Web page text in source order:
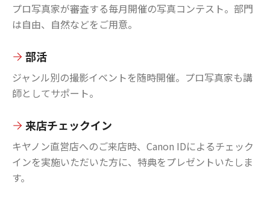
プロ写真家が審査する毎月開催の写真コンテスト。部門
は自由、自然などをご用意。
部活
ジャンル別の撮影イベントを随時開催。プロ写真家も講
師としてサポート。
来店チェックイン
キヤノン直営店へのご来店時、Canon IDによるチェック
インを実施いただいた方に、特典をプレゼントいたしま
す。